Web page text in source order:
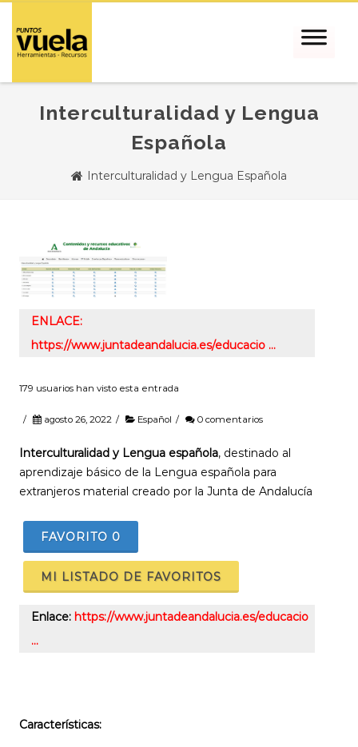
Interculturalidad y Lengua
Española
Interculturalidad y Lengua Española
ENLACE:
https://www.juntadeandalucia.es/educacio …
179 usuarios han visto esta entrada
/ agosto 26, 2022 / Español / 0 comentarios
Interculturalidad y Lengua española, destinado al
aprendizaje básico de la Lengua española para
extranjeros material creado por la Junta de Andalucía
FAVORITO 0
MI LISTADO DE FAVORITOS
Enlace: https://www.juntadeandalucia.es/educacio
…
Características: